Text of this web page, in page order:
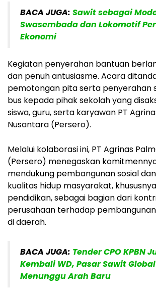
BACA JUGA: Sawit sebagai
Swasembada dan Lokomotif
Ekonomi
Kegiatan penyerahan bantuan
dan penuh antusiasme. Acara
pemotongan pita serta penyerahan
bus kepada pihak sekolah yang
siswa, guru, serta karyawan PT
Nusantara (Persero).
Melalui kolaborasi ini, PT Agrinas
(Persero) menegaskan
mendukung pembangunan sosial
kualitas hidup masyarakat,
pendidikan, sebagai bagian dari
perusahaan terhadap
di daerah.
BACA JUGA: Tender CPO KPBN
Kembali WD, Pasar Sawit
Menunggu Arah Baru